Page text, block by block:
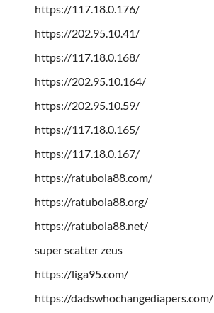
https://117.18.0.176/
https://202.95.10.41/
https://117.18.0.168/
https://202.95.10.164/
https://202.95.10.59/
https://117.18.0.165/
https://117.18.0.167/
https://ratubola88.com/
https://ratubola88.org/
https://ratubola88.net/
super scatter zeus
https://liga95.com/
https://dadswhochangediapers.com/